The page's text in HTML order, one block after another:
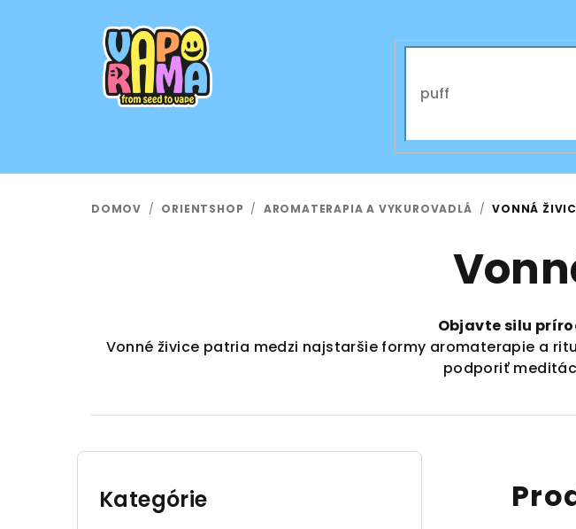
DOMOV / ORIENTSHOP / AROMATERAPIA A VYKUROVADLÁ / VONNÁ
Objavte silu
Vonné živice patria medzi najstaršie formy aromaterapie a
podporiť
B
Preskočiť
kategórie
Kategórie